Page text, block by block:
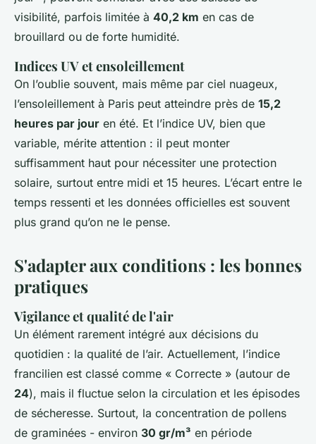
visibilité, parfois limitée à 40,2 km en cas de
brouillard ou de forte humidité.
Indices UV et ensoleillement
On l’oublie souvent, mais même par ciel nuageux,
l’ensoleillement à Paris peut atteindre près de 15,2
heures par jour en été. Et l’indice UV, bien que
variable, mérite attention : il peut monter
suffisamment haut pour nécessiter une protection
solaire, surtout entre midi et 15 heures. L’écart entre le
temps ressenti et les données officielles est souvent
plus grand qu’on ne le pense.
S'adapter aux conditions : les bonnes
pratiques
Vigilance et qualité de l'air
Un élément rarement intégré aux décisions du
quotidien : la qualité de l’air. Actuellement, l’indice
francilien est classé comme « Correcte » (autour de
24), mais il fluctue selon la circulation et les épisodes
de sécheresse. Surtout, la concentration de pollens
de graminées - environ 30 gr/m³ en période